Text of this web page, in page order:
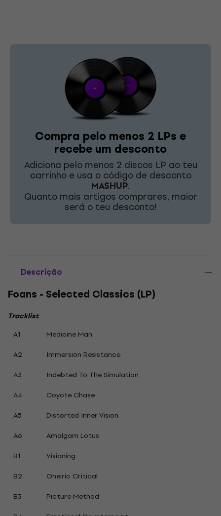
Compra pelo menos 2 LPs e
recebe um desconto
Adiciona pelo menos 2 discos LP ao teu
carrinho e usa o código de desconto
MASHUP.
Quanto mais artigos comprares, maior
será o teu desconto!
Descrição
Foans - Selected Classics (LP)
Tracklist
A1
Medicine Man
A2
Immersion Resistance
A3
Indebted To The Simulation
A4
Coyote Chase
A5
Distorted Inner Vision
A6
Amalgam Lotus
B1
Visioning
B2
Oneiric Critical
B3
Picture Method